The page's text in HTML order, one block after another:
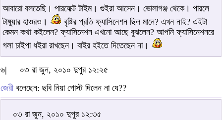
আবারো বলতেছি। পারফেক্ট টাইম। গুইরা আসেন। ভোলাগঞ্জ থেকে। পারলে
টাঙ্গুয়ার হাওরও।
বৃষ্টির প্রতি ফ্যাসিনেশন ছিল মানে? এখন নাই? এইটা
কেমন কথা কইলেন? ফ্যাসিনেশন এখনো আছে বুঝলেন? আপনি ফ্যাসিনেশনরে
গলা চাইপা ধইরা রাখছেন। বাইর হইতে দিতেছেন না।
৬|
০৩ রা জুন, ২০১০ দুপুর ১২:২৫
জেরীবলেছেন: ছবি নিয়া পোস্ট দিলেন না যে??
০৩ রা জুন, ২০১০ দুপুর ১২:৩৫